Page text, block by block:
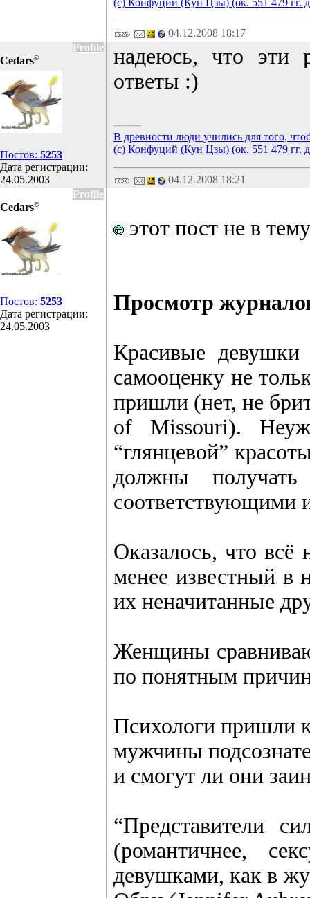
(с) Конфуций (Кун Цзы) (ок. 551 479 гг.
04.12.2008 18:17
Profile
Cedars©
Постов: 5253
Дата регистрации:
24.05.2003
надеюсь, что эти
ответы :)
--------
В древности люди учились для того,
(с) Конфуций (Кун Цзы) (ок. 551 479 гг.
04.12.2008 18:21
Profile
Cedars©
Постов: 5253
Дата регистрации:
24.05.2003
этот пост не в
Просмотр
Красивые
самооценку не
пришли (нет, не
of Missouri).
“глянцевой”
должны
соответствующими
Оказалось, что
менее известный в
их неначитанные
Женщины
по понятным
Психологи пришли
мужчины
и смогут ли они
“Представители
(романтичнее,
девушками, как в